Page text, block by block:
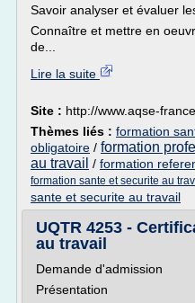
Savoir analyser et évaluer
Connaître et mettre en
de...
Lire la suite
Site : http://www.aqse-
Thèmes liés : formation
obligatoire / formation
au travail / formation
formation sante et securite au
sante et securite au travail
UQTR 4253 -
au travail
Demande d'admission
Présentation